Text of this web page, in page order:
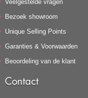
Veelgestelde vragen
Bezoek showroom
Unique Selling Points
Garanties & Voorwaarden
Beoordeling van de klant
Contact